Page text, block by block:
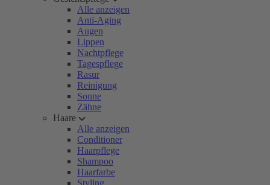
Alle anzeigen
Anti-Aging
Augen
Lippen
Nachtpflege
Tagespflege
Rasur
Reinigung
Sonne
Zähne
Haare
Alle anzeigen
Conditioner
Haarpflege
Shampoo
Haarfarbe
Styling